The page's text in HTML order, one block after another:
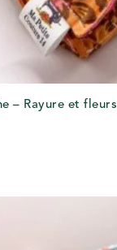
– Rayure et fleurs